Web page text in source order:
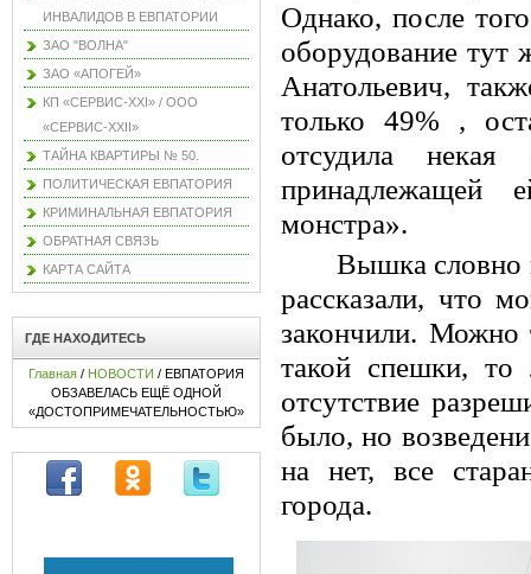
ИНВАЛИДОВ В ЕВПАТОРИИ
ЗАО "ВОЛНА"
ЗАО «АПОГЕЙ»
КП «СЕРВИС-XXI» / ООО
«СЕРВИС-XXII»
ТАЙНА КВАРТИРЫ № 50.
ПОЛИТИЧЕСКАЯ ЕВПАТОРИЯ
КРИМИНАЛЬНАЯ ЕВПАТОРИЯ
ОБРАТНАЯ СВЯЗЬ
КАРТА САЙТА
ГДЕ НАХОДИТЕСЬ
Главная / НОВОСТИ / ЕВПАТОРИЯ
ОБЗАВЕЛАСЬ ЕЩЁ ОДНОЙ
«ДОСТОПРИМЕЧАТЕЛЬНОСТЬЮ»
Однако, после
оборудование тут
Анатольевич,
только 49% ,
отсудила
принадлежащей
монстра».
Вышка словно
рассказали, что
закончили. Можно
такой спешки, то
отсутствие
было, но
на нет, все
города.